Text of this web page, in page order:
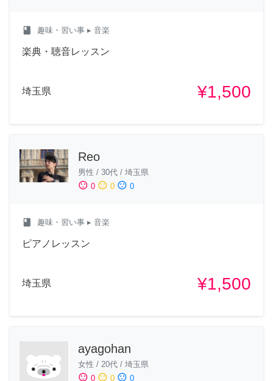
class 趣味・習い事 ▸ 音楽
楽典・聴音レッスン
埼玉県 ¥1,500
Reo
男性 / 30代 / 埼玉県
sentiment_satisfied 0 sentiment_neutral 0 sentiment_dissatisfied 0
class 趣味・習い事 ▸ 音楽
ピアノレッスン
埼玉県 ¥1,500
ayagohan
女性 / 20代 / 埼玉県
sentiment_satisfied 0 sentiment_neutral 0 sentiment_dissatisfied 0